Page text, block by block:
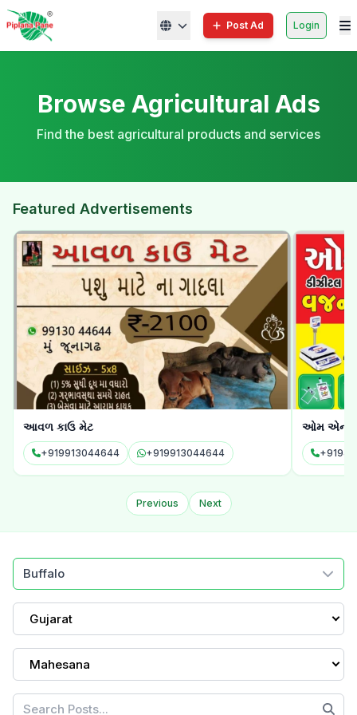
Post Ad Login
Browse Agricultural Ads
Find the best agricultural products and services
Featured Advertisements
ઓમ એન્ટરપ્રાઇઝ
+919409494108 +919409494108
શ્રી
Previous Next
Buffalo
Gujarat
Mahesana